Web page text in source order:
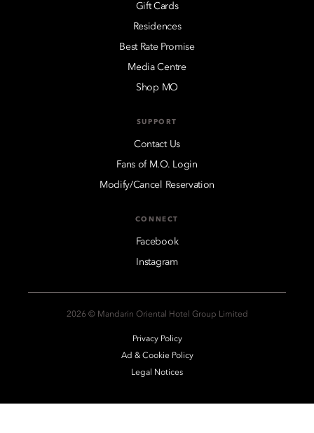
Gift Cards
Residences
Best Rate Promise
Media Centre
Shop MO
SUPPORT
Contact Us
Fans of M.O. Login
Modify/Cancel Reservation
CONNECT
Facebook
Instagram
2026 © Mandarin Oriental Hotel Group Limited
Privacy Policy
Ad & Cookie Policy
Legal Notices